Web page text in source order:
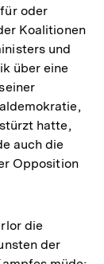
oder
Koalitionen
und
über eine
hatte,
auch die
Opposition
die
der